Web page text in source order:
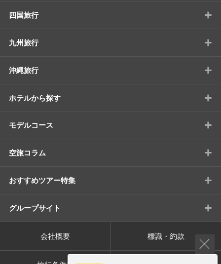
四国旅行 +
九州旅行 +
沖縄旅行 +
ホテルから探す +
モデルコース +
空旅コラム +
おすすめツアー特集 +
グループサイト +
会社概要 標識・約款